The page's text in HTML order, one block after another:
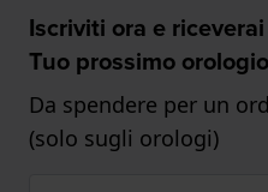
Iscriviti ora e
Tuo prossimo
Da spendere per un
(solo sugli orologi)